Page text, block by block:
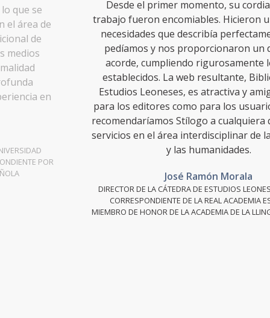
Desde el primer momento, su cordialidad y su
trabajo fueron encomiables. Hicieron un análisis de
necesidades que describía perfectamente lo que
pedíamos y nos proporcionaron un desarrollo
acorde, cumpliendo rigurosamente los plazos
establecidos. La web resultante, Bibliografía de
Estudios Leoneses, es atractiva y amigable tanto
para los editores como para los usuarios. Sin duda,
recomendaríamos Stílogo a cualquiera que requiera
servicios en el área interdisciplinar de la informática
y las humanidades.
José Ramón Morala
DIRECTOR DE LA CÁTEDRA DE ESTUDIOS LEONESES, ​MIEMBRO
CORRESPONDIENTE DE LA REAL ACADEMIA ESPAÑOLA​ Y
MIEMBRO DE HONOR DE LA ACADEMIA DE LA LLINGUA ASTURIANA